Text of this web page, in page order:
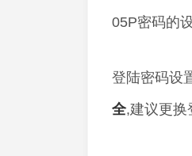
05P密码的
登陆密码设
全,建议更换